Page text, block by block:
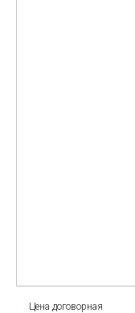
Цена договорная